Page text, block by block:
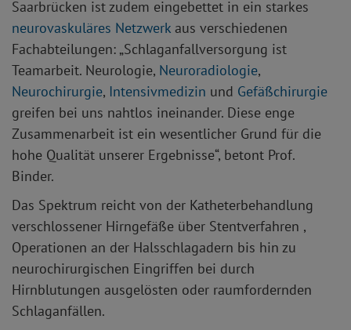
Saarbrücken ist zudem eingebettet in ein starkes
neurovaskuläres Netzwerk aus verschiedenen
Fachabteilungen: „Schlaganfallversorgung ist
Teamarbeit. Neurologie, Neuroradiologie,
Neurochirurgie, Intensivmedizin und Gefäßchirurgie
greifen bei uns nahtlos ineinander. Diese enge
Zusammenarbeit ist ein wesentlicher Grund für die
hohe Qualität unserer Ergebnisse“, betont Prof.
Binder.
Das Spektrum reicht von der Katheterbehandlung
verschlossener Hirngefäße über Stentverfahren ,
Operationen an der Halsschlagadern bis hin zu
neurochirurgischen Eingriffen bei durch
Hirnblutungen ausgelösten oder raumfordernden
Schlaganfällen.